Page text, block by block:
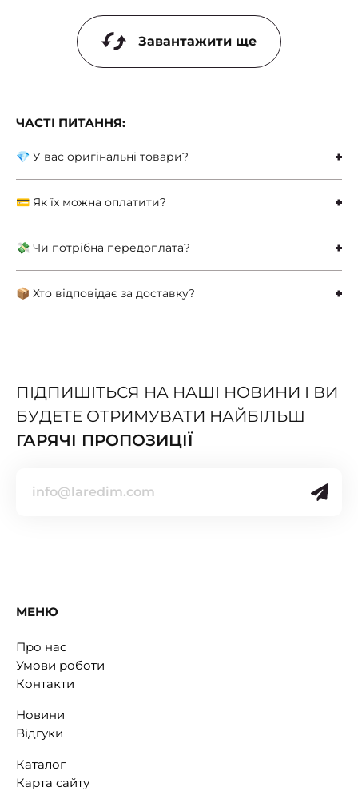
Завантажити ще
ЧАСТІ ПИТАННЯ:
💎 У вас оригінальні товари?
💳 Як їх можна оплатити?
💸 Чи потрібна передоплата?
📦 Хто відповідає за доставку?
ПІДПИШІТЬСЯ НА НАШІ НОВИНИ І ВИ
БУДЕТЕ ОТРИМУВАТИ НАЙБІЛЬШ
ГАРЯЧІ ПРОПОЗИЦІЇ
МЕНЮ
Про нас
Умови роботи
Контакти
Новини
Відгуки
Каталог
Карта сайту